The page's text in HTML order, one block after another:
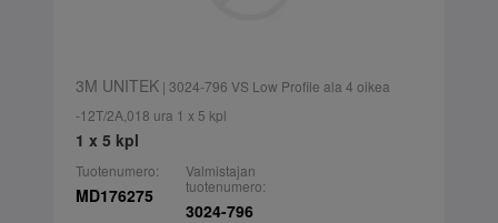
3M UNITEK| 3024-796 VS Low Profile ala 4 oikea
-12T/2A,018 ura 1 x 5 kpl
1 x 5 kpl
Tuotenumero:
MD176275
Valmistajan
tuotenumero:
3024-796